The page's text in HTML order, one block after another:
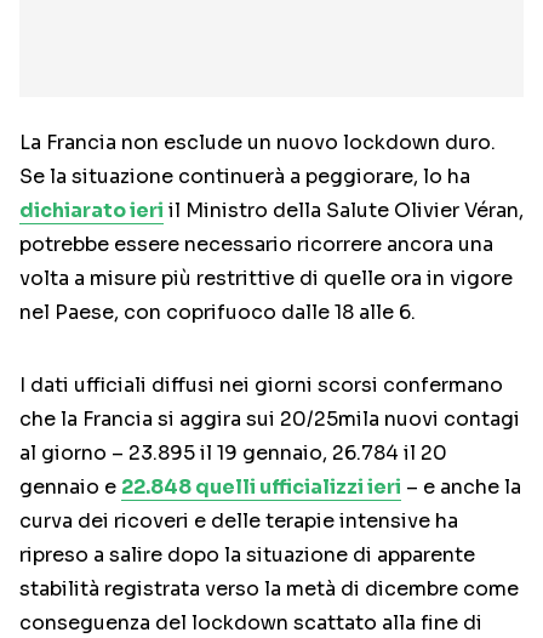
La Francia non esclude un nuovo lockdown duro.
Se la situazione continuerà a peggiorare, lo ha
dichiarato ieri il Ministro della Salute Olivier Véran,
potrebbe essere necessario ricorrere ancora una
volta a misure più restrittive di quelle ora in vigore
nel Paese, con coprifuoco dalle 18 alle 6.
I dati ufficiali diffusi nei giorni scorsi confermano
che la Francia si aggira sui 20/25mila nuovi contagi
al giorno – 23.895 il 19 gennaio, 26.784 il 20
gennaio e 22.848 quelli ufficializzi ieri – e anche la
curva dei ricoveri e delle terapie intensive ha
ripreso a salire dopo la situazione di apparente
stabilità registrata verso la metà di dicembre come
conseguenza del lockdown scattato alla fine di